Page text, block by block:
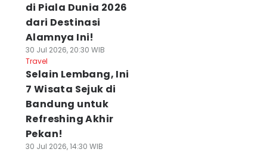
di Piala Dunia 2026
dari Destinasi
Alamnya Ini!
30 Jul 2026, 20:30 WIB
Travel
Selain Lembang, Ini
7 Wisata Sejuk di
Bandung untuk
Refreshing Akhir
Pekan!
30 Jul 2026, 14:30 WIB